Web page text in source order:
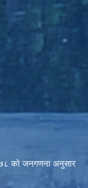
काे जनगणना अनुसार